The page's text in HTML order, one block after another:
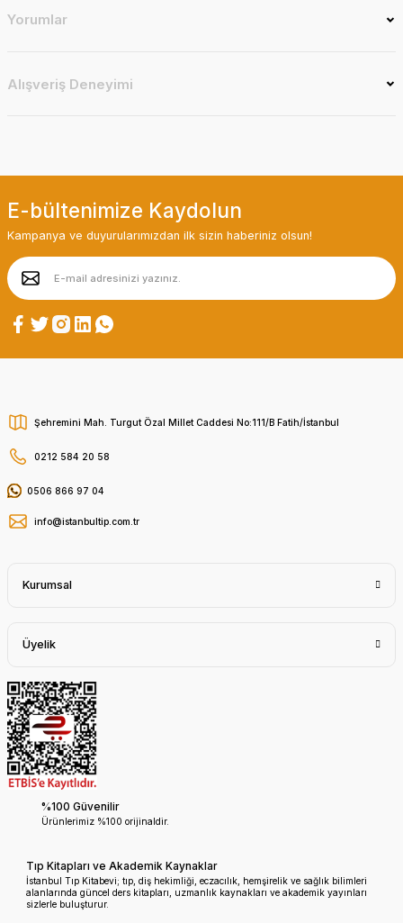
Yorumlar
Alışveriş Deneyimi
E-bültenimize Kaydolun
Kampanya ve duyurularımızdan ilk sizin haberiniz olsun!
Şehremini Mah. Turgut Özal Millet Caddesi No:111/B Fatih/İstanbul
0212 584 20 58
0506 866 97 04
info@istanbultip.com.tr
Kurumsal
Üyelik
%100 Güvenilir
Ürünlerimiz %100 orijinaldir.
Tıp Kitapları ve Akademik Kaynaklar
İstanbul Tıp Kitabevi; tıp, diş hekimliği, eczacılık, hemşirelik ve sağlık bilimleri
alanlarında güncel ders kitapları, uzmanlık kaynakları ve akademik yayınları
sizlerle buluşturur.